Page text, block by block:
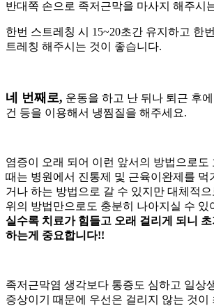
반대쪽 손으로 족저근막을 마사지 해주시
한번 스트레칭 시 15~20초간 유지하고 한
트레칭 해주시는 것이 좋습니다.
네 번째로, 운동을 하고 난 뒤나 퇴근 후에
건 등을 이용해서 냉찜질을 해주세요.
염증이 오래 되어 이런 앞서의 방법으로도
때는 병원에서 진통제 및 근육이완제를 먹
거나 하는 방법으로 갈 수 있지만 대체적
위의 방법만으로도 충분히 나아지실 수 있
실수록 치료가 힘들고 오래 걸리게 되니
하는게 중요합니다!!
족저근막염 생각보다 통증도 심하고 일상
증상이기 때문에 우선은 걸리지 않는 것이